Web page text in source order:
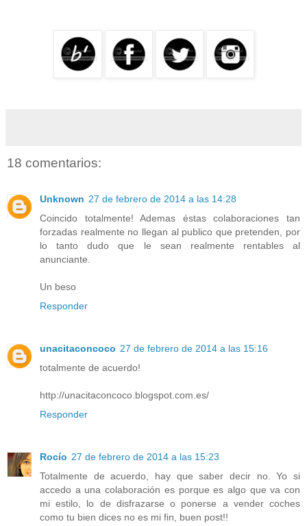
18 comentarios:
Unknown 27 de febrero de 2014 a las 14:28
Coincido totalmente! Ademas éstas colaboraciones tan
forzadas realmente no llegan al publico que pretenden, por
lo tanto dudo que le sean realmente rentables al
anunciante.
Un beso
Responder
unacitaconcoco 27 de febrero de 2014 a las 15:16
totalmente de acuerdo!
http://unacitaconcoco.blogspot.com.es/
Responder
Rocío 27 de febrero de 2014 a las 15:23
Totalmente de acuerdo, hay que saber decir no. Yo si
accedo a una colaboración es porque es algo que va con
mi estilo, lo de disfrazarse o ponerse a vender coches
como tu bien dices no es mi fin, buen post!!